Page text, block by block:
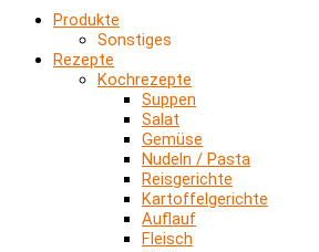
Produkte
Sonstiges
Rezepte
Kochrezepte
Suppen
Salat
Gemüse
Nudeln / Pasta
Reisgerichte
Kartoffelgerichte
Auflauf
Fleisch